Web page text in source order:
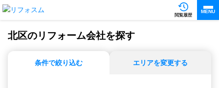
閲覧履歴
MENU
北区のリフォーム会社を探す
条件で絞り込む エリアを変更する